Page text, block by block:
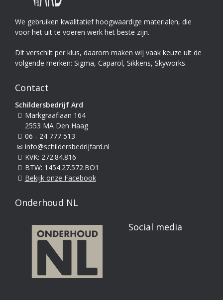
We gebruiken kwalitatief hoogwaardige materialen, die
voor het uit te voeren werk het beste zijn.
Dit verschilt per klus, daarom maken wij vaak keuze uit de
volgende merken: Sigma, Caparol, Sikkens, Skyworks.
Contact
Schildersbedrijf Ard
Markgraaflaan 164
2553 MA Den Haag
06 - 24 777 513
info@schildersbedrijfard.nl
KVK: 272.84.816
BTW: 1454.27.572.BO1
Bekijk onze Facebook
Onderhoud NL
Social media